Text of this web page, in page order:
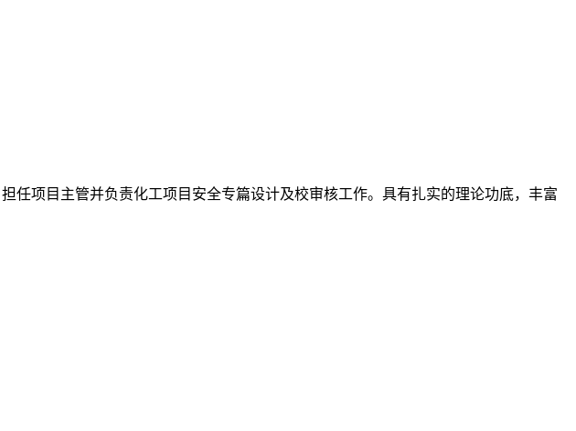
任项目主管并负责化工项目安全专篇设计及校审核工作。具有扎实的理论功底，丰富